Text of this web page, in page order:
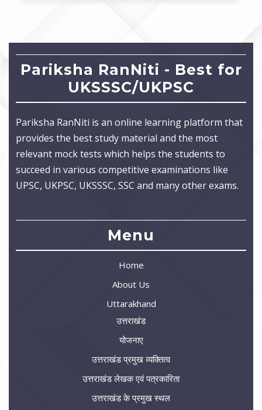
Pariksha RanNiti - Best for
UKSSSC/UKPSC
Pariksha RanNiti is an online learning platform that
provides the best study material and the most
relevant mock tests which helps the students to
succeed in various competitive examinations like
UPSC, UKPSC, UKSSSC, SSC and many other exams.
Menu
Home
About Us
Uttarakhand
उत्तराखंड
योजनाए
उत्तराखंड प्रमुख व्यक्तित्व
उत्तराखंड लेखक एवं पत्रकारिता
उत्तराखंड के प्रमुख स्थल